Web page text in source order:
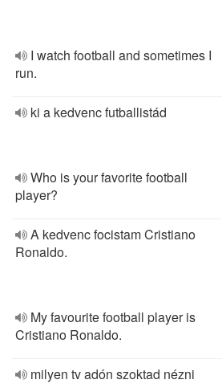
I watch football and sometimes I
run.
ki a kedvenc futballistád
Who is your favorite football
player?
A kedvenc focistam Cristiano
Ronaldo.
My favourite football player is
Cristiano Ronaldo.
milyen tv adón szoktad nézni